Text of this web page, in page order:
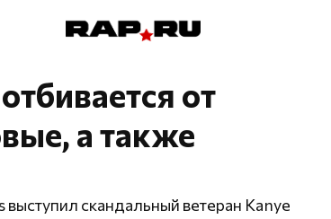
от
а также
скандальный ветеран Kanye